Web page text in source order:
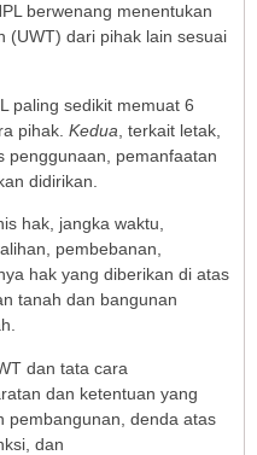
berwenang menentukan
(UWT) dari pihak lain sesuai
paling sedikit memuat 6
pihak. Kedua , terkait letak,
penggunaan, pemanfaatan
didirikan.
hak, jangka waktu,
pembebanan,
hak yang diberikan di atas
tanah dan bangunan
dan tata cara
dan ketentuan yang
pembangunan, denda atas
dan